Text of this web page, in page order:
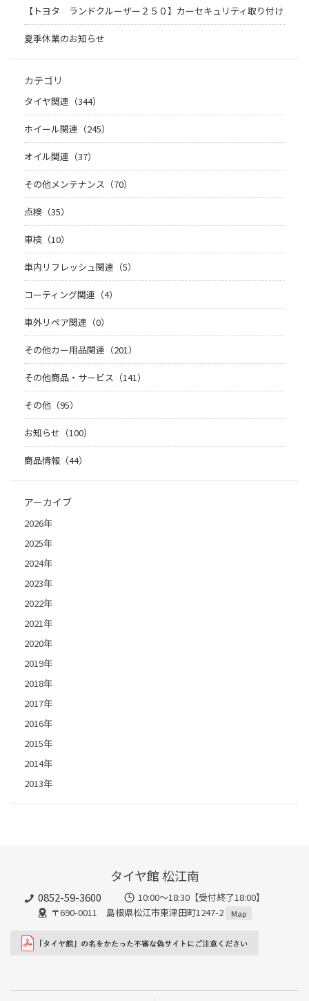
【トヨタ ランドクルーザー２５０】カーセキュリティ取り付け
夏季休業のお知らせ
カテゴリ
タイヤ関連（344）
ホイール関連（245）
オイル関連（37）
その他メンテナンス（70）
点検（35）
車検（10）
車内リフレッシュ関連（5）
コーティング関連（4）
車外リペア関連（0）
その他カー用品関連（201）
その他商品・サービス（141）
その他（95）
お知らせ（100）
商品情報（44）
アーカイブ
2026年
2025年
2024年
2023年
2022年
2021年
2020年
2019年
2018年
2017年
2016年
2015年
2014年
2013年
タイヤ館 松江南
0852-59-3600
10:00～18:30【受付終了18:00】
〒690-0011 島根県松江市東津田町1247-2
Map